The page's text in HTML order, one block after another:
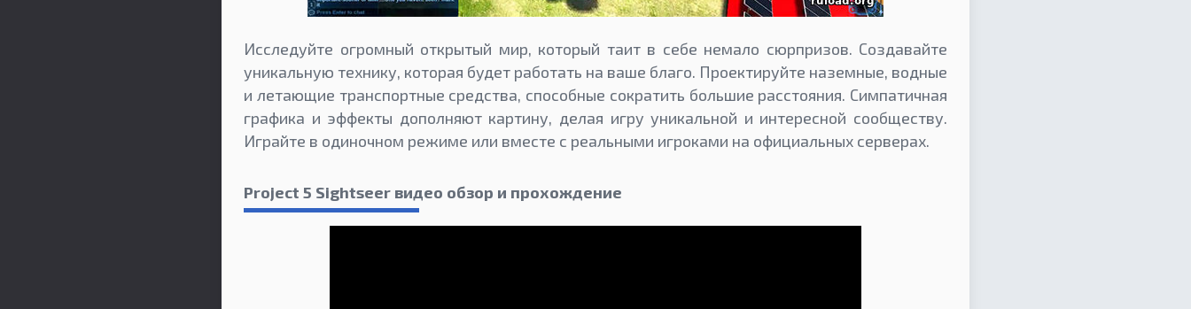
Исследуйте огромный открытый мир, который таит в себе немало сюрпризов. Создавайте
уникальную технику, которая будет работать на ваше благо. Проектируйте наземные, водные
и летающие транспортные средства, способные сократить большие расстояния. Симпатичная
графика и эффекты дополняют картину, делая игру уникальной и интересной сообществу.
Играйте в одиночном режиме или вместе с реальными игроками на официальных серверах.
Project 5 Sightseer видео обзор и прохождение